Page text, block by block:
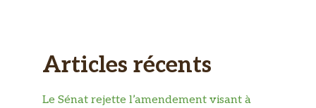
Articles récents
Le Sénat rejette l’amendement visant à